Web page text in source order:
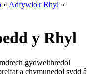
» Adfywio'r Rhyl »
y Rhyl
gydweithredol
a chymunedol sydd â